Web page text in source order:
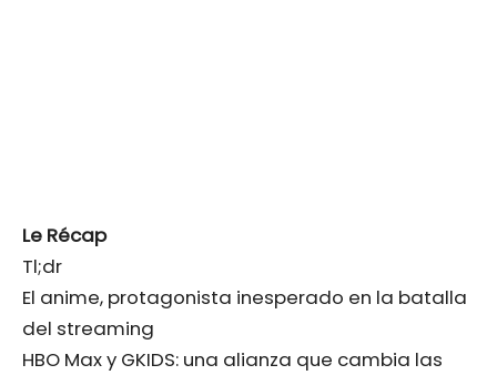
Le Récap
Tl;dr
El anime, protagonista inesperado en la batalla
del streaming
HBO Max y GKIDS: una alianza que cambia las